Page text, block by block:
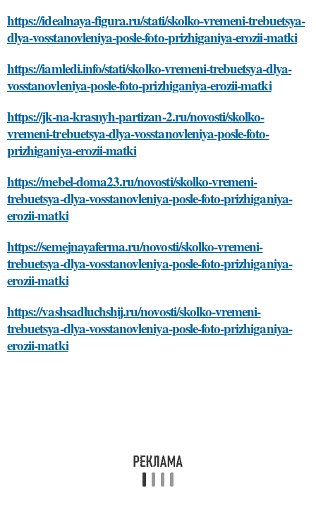
https://idealnaya-figura.ru/stati/skolko-vremeni-trebuetsya-
dlya-vosstanovleniya-posle-foto-prizhiganiya-erozii-matki
https://iamledi.info/stati/skolko-vremeni-trebuetsya-dlya-
vosstanovleniya-posle-foto-prizhiganiya-erozii-matki
https://jk-na-krasnyh-partizan-2.ru/novosti/skolko-
vremeni-trebuetsya-dlya-vosstanovleniya-posle-foto-
prizhiganiya-erozii-matki
https://mebel-doma23.ru/novosti/skolko-vremeni-
trebuetsya-dlya-vosstanovleniya-posle-foto-prizhiganiya-
erozii-matki
https://semejnayaferma.ru/novosti/skolko-vremeni-
trebuetsya-dlya-vosstanovleniya-posle-foto-prizhiganiya-
erozii-matki
https://vashsadluchshij.ru/novosti/skolko-vremeni-
trebuetsya-dlya-vosstanovleniya-posle-foto-prizhiganiya-
erozii-matki